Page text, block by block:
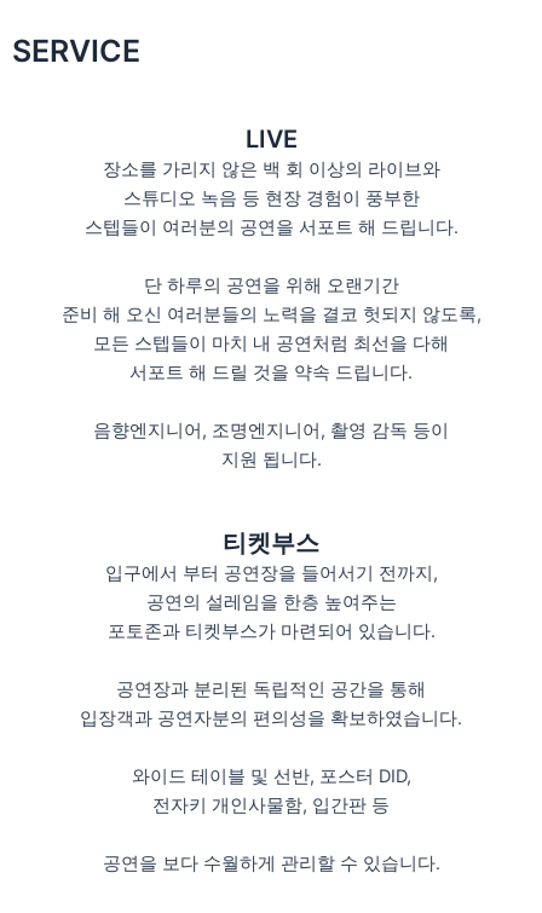
SERVICE
LIVE
장소를 가리지 않은 백 회 이상의 라이브와
스튜디오 녹음 등 현장 경험이 풍부한
스텝들이 여러분의 공연을 서포트 해 드립니다.
단 하루의 공연을 위해 오랜기간
준비 해 오신 여러분들의 노력을 결코 헛되지 않도록,
모든 스텝들이 마치 내 공연처럼 최선을 다해
서포트 해 드릴 것을 약속 드립니다.
음향엔지니어, 조명엔지니어, 촬영 감독 등이
지원 됩니다.
티켓부스
입구에서 부터 공연장을 들어서기 전까지,
공연의 설레임을 한층 높여주는
포토존과 티켓부스가 마련되어 있습니다.
공연장과 분리된 독립적인 공간을 통해
입장객과 공연자분의 편의성을 확보하였습니다.
와이드 테이블 및 선반, 포스터 DID,
전자키 개인사물함, 입간판 등
공연을 보다 수월하게 관리할 수 있습니다.